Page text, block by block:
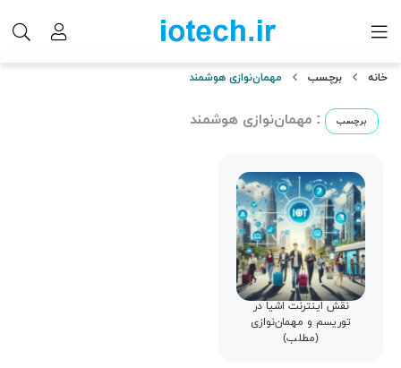
خانه برچسب مهمان‌نوازی هوشمند
برچسب : مهمان‌نوازی هوشمند
نقش اینترنت اشیا در
توریسم و مهمان‌نوازی
(مطلب)